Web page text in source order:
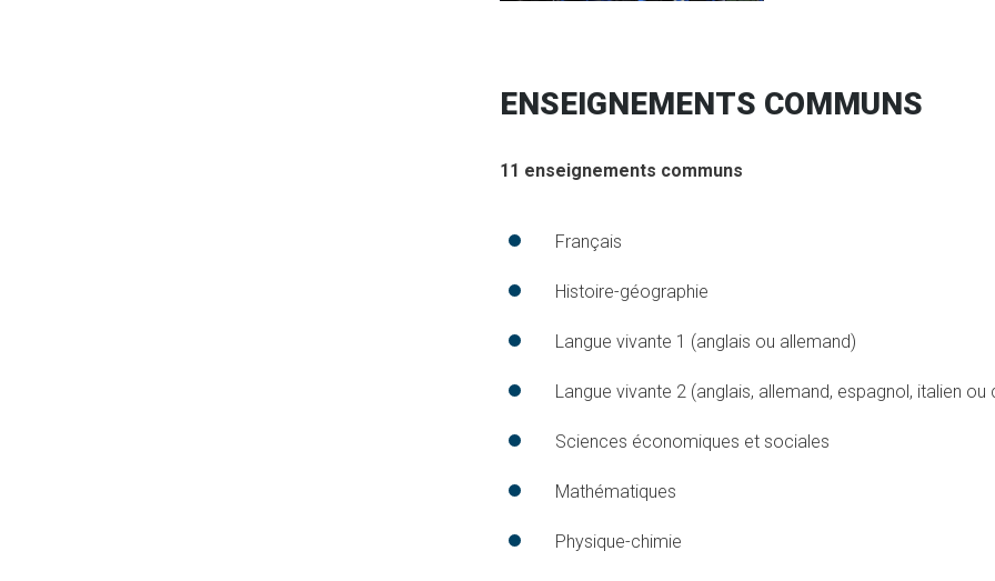
ENSEIGNEMENTS COMMUNS
11 enseignements communs
Français
Histoire-géographie
Langue vivante 1 (anglais ou allemand)
Langue vivante 2 (anglais, allemand, espagnol, italien ou
Sciences économiques et sociales
Mathématiques
Physique-chimie